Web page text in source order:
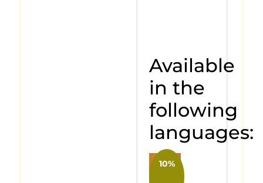
Available
in the
following
languages:
10%